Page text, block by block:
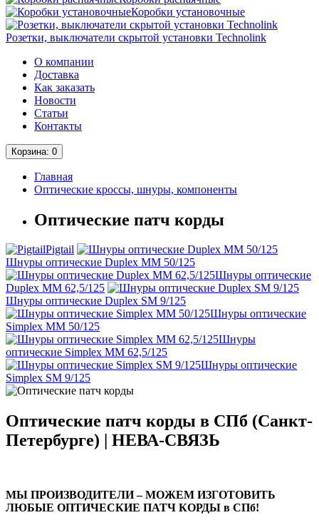
Коробки установочные
Розетки, выключатели скрытой установки Technolink
О компании
Доставка
Как заказать
Новости
Статьи
Контакты
Корзина: 0
Главная
Оптические кроссы, шнуры, компоненты
Оптические патч корды
Pigtail
Шнуры оптические Duplex MM 50/125
Шнуры оптические
Duplex MM 62,5/125
Шнуры оптические Duplex SM 9/125
Шнуры оптические
Simplex MM 50/125
Шнуры
оптические Simplex MM 62,5/125
Шнуры оптические
Simplex SM 9/125
Оптические патч корды в СПб (Санкт-
Петербурге) | НЕВА-СВЯЗЬ
МЫ ПРОИЗВОДИТЕЛИ – МОЖЕМ ИЗГОТОВИТЬ
ЛЮБЫЕ ОПТИЧЕСКИЕ ПАТЧ КОРДЫ в СПб!